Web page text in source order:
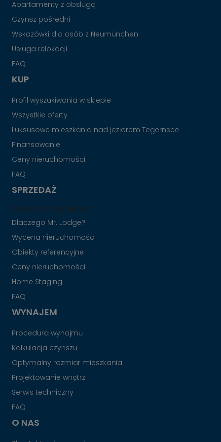
Apartamenty z obsługą
Czynsz pośredni
Wskazówki dla osób z Neumünchen
Usługa relokacji
FAQ
KUP
Profil wyszukiwania w sklepie
Wszystkie oferty
Luksusowe mieszkania nad jeziorem Tegernsee
Finansowanie
Ceny nieruchomości
FAQ
SPRZEDAŻ
Skuteczna sprzedaż
Dlaczego Mr. Lodge?
Wycena nieruchomości
Obiekty referencyjne
Ceny nieruchomości
Home Staging
FAQ
WYNAJEM
Procedura wynajmu
Kalkulacja czynszu
Optymalny rozmiar mieszkania
Projektowanie wnętrz
Serwis techniczny
FAQ
O NAS